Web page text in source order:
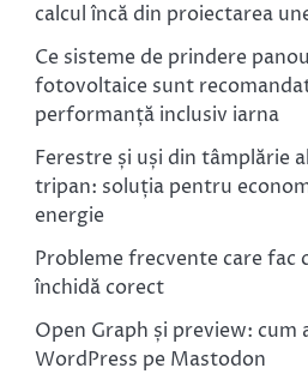
calcul încă din proiectarea
Ce sisteme de prindere
fotovoltaice sunt
performanță inclusiv iarna
Ferestre și uși din tâmplărie
tripan: soluția pentru
energie
Probleme frecvente care fac
închidă corect
Open Graph și preview: cum
WordPress pe Mastodon